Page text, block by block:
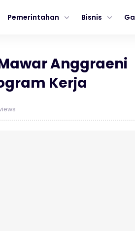
Pemerintahan Bisnis
Anggraeni
Kerja